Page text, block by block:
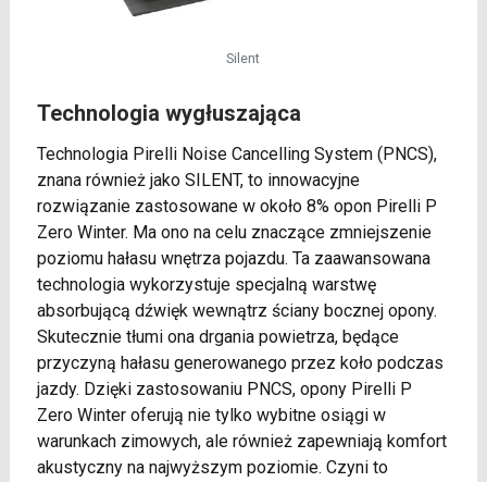
Silent
Technologia wygłuszająca
Technologia Pirelli Noise Cancelling System (PNCS),
znana również jako SILENT, to innowacyjne
rozwiązanie zastosowane w około 8% opon Pirelli P
Zero Winter. Ma ono na celu znaczące zmniejszenie
poziomu hałasu wnętrza pojazdu. Ta zaawansowana
technologia wykorzystuje specjalną warstwę
absorbującą dźwięk wewnątrz ściany bocznej opony.
Skutecznie tłumi ona drgania powietrza, będące
przyczyną hałasu generowanego przez koło podczas
jazdy. Dzięki zastosowaniu PNCS, opony Pirelli P
Zero Winter oferują nie tylko wybitne osiągi w
warunkach zimowych, ale również zapewniają komfort
akustyczny na najwyższym poziomie. Czyni to